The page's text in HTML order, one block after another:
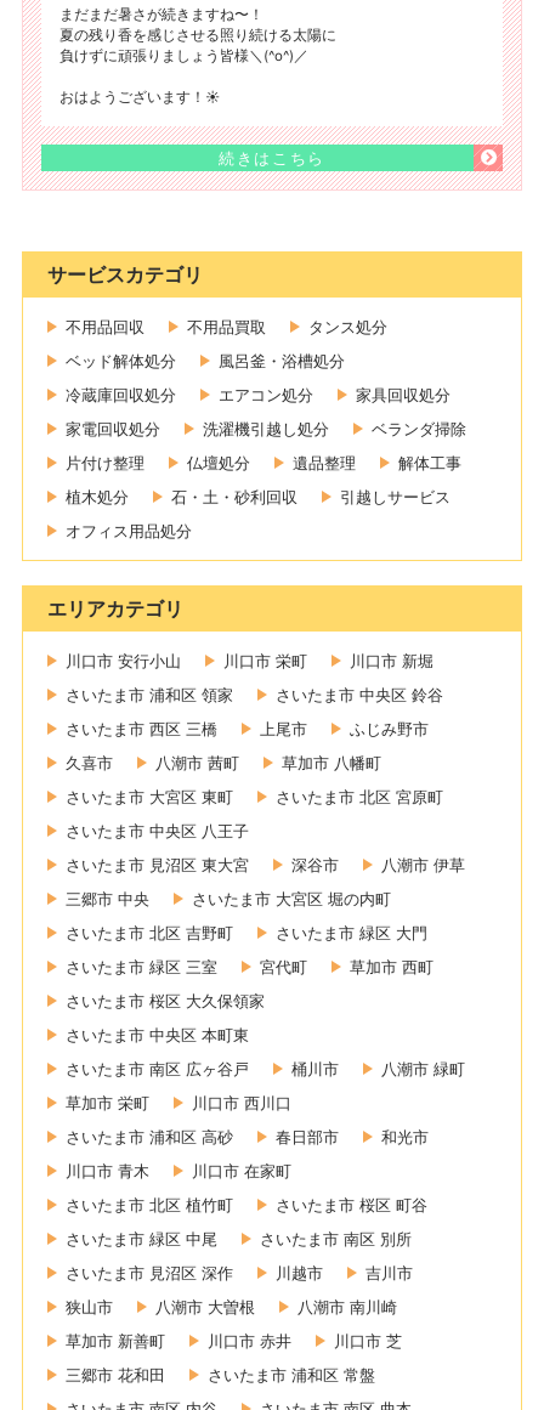
まだまだ暑さが続きますね〜！
夏の残り香を感じさせる照り続ける太陽に
負けずに頑張りましょう皆様＼(^o^)／
おはようございます！☀️
続きはこちら
サービスカテゴリ
不用品回収 不用品買取
タンス処分
ベッド解体処分
風呂釜・浴槽処分
冷蔵庫回収処分
エアコン処分
家具回収処分
家電回収処分
洗濯機引越し処分
ベランダ掃除
片付け整理
仏壇処分 遺品整理
解体工事
植木処分
石・土・砂利回収
引越しサービス
オフィス用品処分
エリアカテゴリ
川口市 安行小山 川口市 栄町
川口市 新堀
さいたま市 浦和区 領家
さいたま市 中央区 鈴谷
さいたま市 西区 三橋
上尾市
ふじみ野市
久喜市
八潮市 茜町
草加市 八幡町
さいたま市 大宮区 東町
さいたま市 北区 宮原町
さいたま市 中央区 八王子
さいたま市 見沼区 東大宮
深谷市
八潮市 伊草
三郷市 中央
さいたま市 大宮区 堀の内町
さいたま市 北区 吉野町
さいたま市 緑区 大門
さいたま市 緑区 三室
宮代町
草加市 西町
さいたま市 桜区 大久保領家
さいたま市 中央区 本町東
さいたま市 南区 広ヶ谷戸
桶川市
八潮市 緑町
草加市 栄町
川口市 西川口
さいたま市 浦和区 高砂
春日部市
和光市
川口市 青木
川口市 在家町
さいたま市 北区 植竹町
さいたま市 桜区 町谷
さいたま市 緑区 中尾
さいたま市 南区 別所
さいたま市 見沼区 深作
川越市
吉川市
狭山市
八潮市 大曽根
八潮市 南川崎
草加市 新善町
川口市 赤井
川口市 芝
三郷市 花和田
さいたま市 浦和区 常盤